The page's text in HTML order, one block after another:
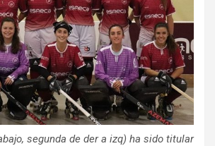
ar
tir
segunda de der a izq) ha sido titular